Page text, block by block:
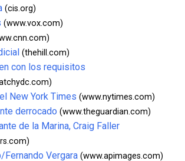
(cis.org)
(www.vox.com)
(thehill.com)
con los requisitos
New York Times (www.nytimes.com)
derrocado (www.theguardian.com)
de la Marina, Craig Faller
Fernando Vergara (www.apimages.com)